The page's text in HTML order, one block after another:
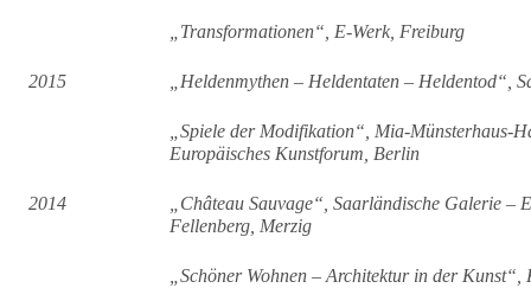
„Transformationen“, E-Werk, Freiburg
2015 „Heldenmythen – Heldentaten – Heldentod“,
„Spiele der Modifikation“, Mia-Münsterhaus-
Europäisches Kunstforum, Berlin
2014
„Château Sauvage“, Saarländische Galerie –
Fellenberg, Merzig
„Schöner Wohnen – Architektur in der